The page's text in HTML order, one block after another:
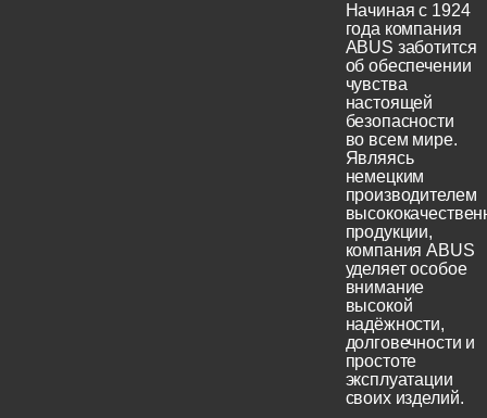
Начиная с 1924
года компания
ABUS заботится
об обеспечении
чувства
настоящей
безопасности
во всем мире.
Являясь
немецким
производителем
продукции,
компания ABUS
уделяет особое
внимание
высокой
надёжности,
долговечности и
простоте
эксплуатации
своих изделий.